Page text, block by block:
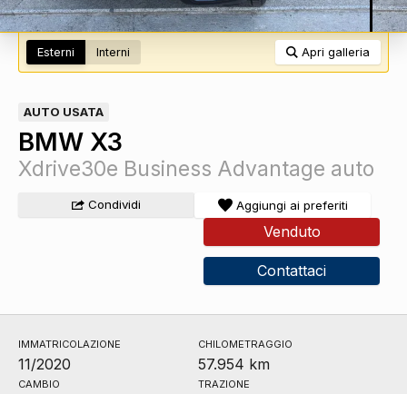
Esterni Interni Apri galleria
AUTO USATA
BMW X3
Xdrive30e Business Advantage auto
Condividi Aggiungi ai preferiti
Venduto
Contattaci
IMMATRICOLAZIONE
11/2020
CHILOMETRAGGIO
57.954 km
CAMBIO TRAZIONE